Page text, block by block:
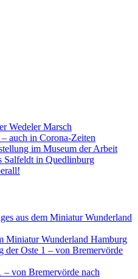
Wedeler Marsch
auch in Corona-Zeiten
im Museum der Arbeit
Salfeldt in Quedlinburg
aus dem Miniatur Wunderland
Miniatur Wunderland Hamburg
der Oste 1 – von Bremervörde
– von Bremervörde nach